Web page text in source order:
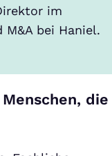
im
bei Haniel.
die